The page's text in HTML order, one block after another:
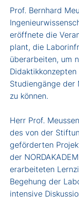
Prof. Bernhard
eröffnete die
plant, die
überarbeiten, um
Studiengänge der
zu können.
Herr Prof.
des von der
geförderten
der
erarbeiteten
Begehung der
intensive